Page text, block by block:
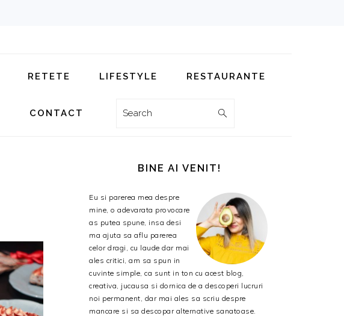
RETETE LIFESTYLE RESTAURANTE
CONTACT Search
PRINCIPALĂBINE AI VENIT!
Eu si parerea mea despre
mine, o adevarata provocare
as putea spune, insa desi
ma ajuta sa aflu parerea
celor dragi, cu laude dar mai
ales critici, am sa spun in
cuvinte simple, ca sunt in ton cu acest blog,
creativa, jucausa si dornica de a descoperi lucruri
noi permanent, dar mai ales sa scriu despre
mancare si sa descopar alternative sanatoase.